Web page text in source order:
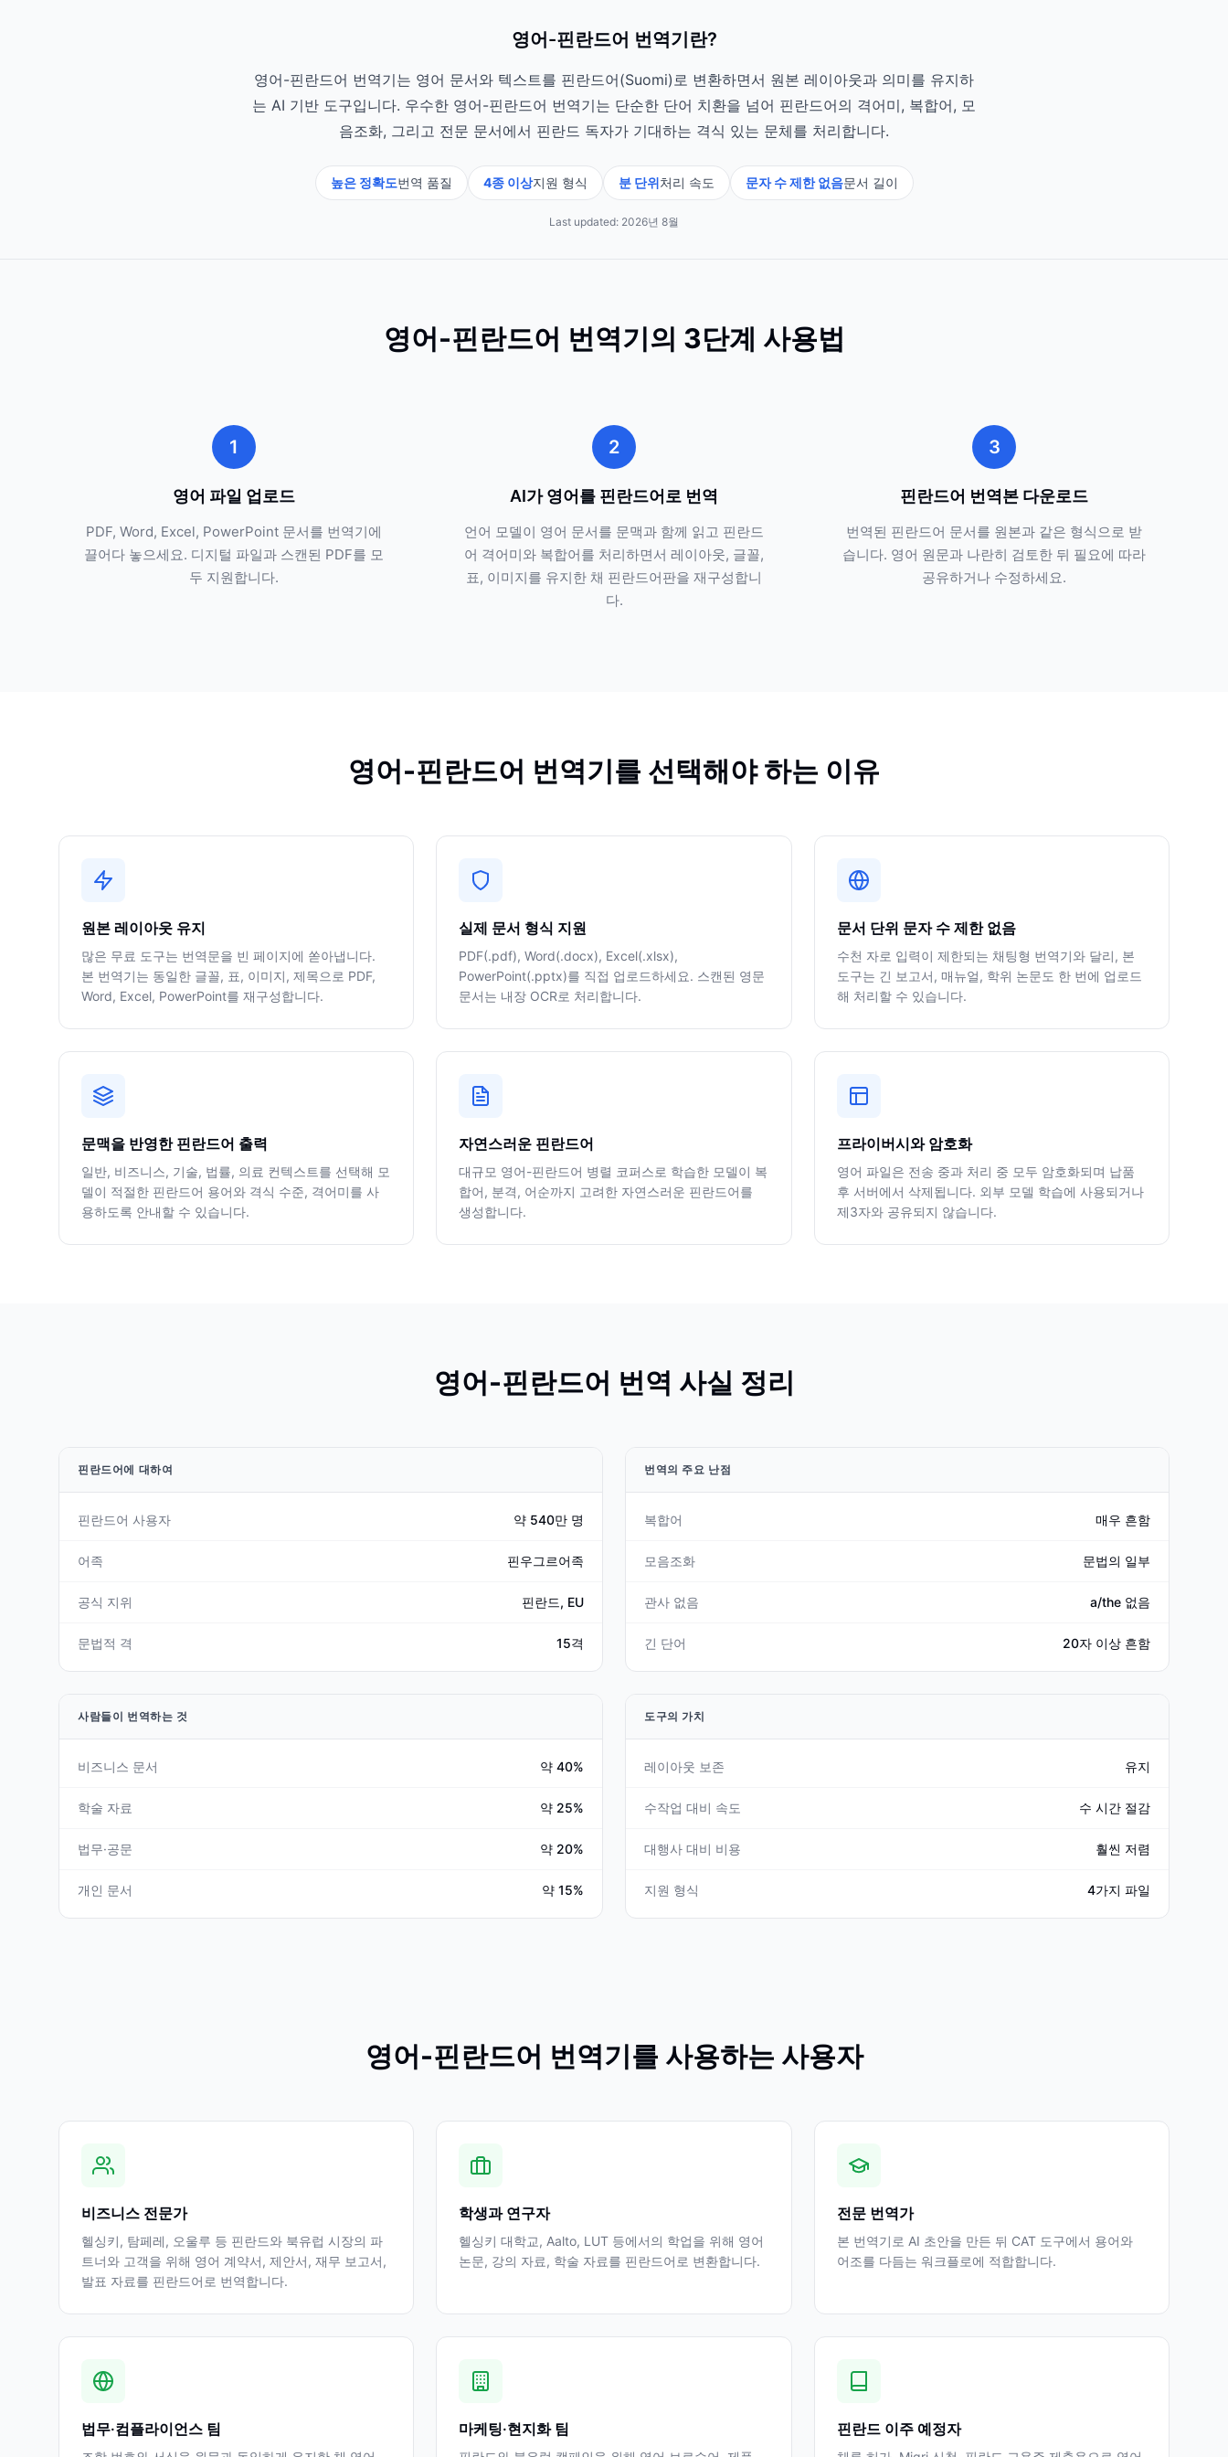
영어-핀란드어 번역기란?
영어-핀란드어 번역기는 영어 문서와 텍스트를 핀란드어(Suomi)로 변환하면서 원본 레이아웃과 의미를 유지하
는 AI 기반 도구입니다. 우수한 영어-핀란드어 번역기는 단순한 단어 치환을 넘어 핀란드어의 격어미, 복합어, 모
음조화, 그리고 전문 문서에서 핀란드 독자가 기대하는 격식 있는 문체를 처리합니다.
높은 정확도번역 품질 4종 이상지원 형식 분 단위처리 속도 문자 수 제한 없음문서 길이
Last updated: 2026년 8월
영어-핀란드어 번역기의 3단계 사용법
1
영어 파일 업로드
PDF, Word, Excel, PowerPoint 문서를 번역기에
끌어다 놓으세요. 디지털 파일과 스캔된 PDF를 모
두 지원합니다.
2
AI가 영어를 핀란드어로 번역
언어 모델이 영어 문서를 문맥과 함께 읽고 핀란드
어 격어미와 복합어를 처리하면서 레이아웃, 글꼴,
표, 이미지를 유지한 채 핀란드어판을 재구성합니
다.
3
핀란드어 번역본 다운로드
번역된 핀란드어 문서를 원본과 같은 형식으로 받
습니다. 영어 원문과 나란히 검토한 뒤 필요에 따라
공유하거나 수정하세요.
영어-핀란드어 번역기를 선택해야 하는 이유
원본 레이아웃 유지
많은 무료 도구는 번역문을 빈 페이지에 쏟아냅니다.
본 번역기는 동일한 글꼴, 표, 이미지, 제목으로 PDF,
Word, Excel, PowerPoint를 재구성합니다.
실제 문서 형식 지원
PDF(.pdf), Word(.docx), Excel(.xlsx),
PowerPoint(.pptx)를 직접 업로드하세요. 스캔된 영문
문서는 내장 OCR로 처리합니다.
문서 단위 문자 수 제한 없음
수천 자로 입력이 제한되는 채팅형 번역기와 달리, 본
도구는 긴 보고서, 매뉴얼, 학위 논문도 한 번에 업로드
해 처리할 수 있습니다.
문맥을 반영한 핀란드어 출력
일반, 비즈니스, 기술, 법률, 의료 컨텍스트를 선택해 모
델이 적절한 핀란드어 용어와 격식 수준, 격어미를 사
용하도록 안내할 수 있습니다.
자연스러운 핀란드어
대규모 영어-핀란드어 병렬 코퍼스로 학습한 모델이 복
합어, 분격, 어순까지 고려한 자연스러운 핀란드어를
생성합니다.
프라이버시와 암호화
영어 파일은 전송 중과 처리 중 모두 암호화되며 납품
후 서버에서 삭제됩니다. 외부 모델 학습에 사용되거나
제3자와 공유되지 않습니다.
영어-핀란드어 번역 사실 정리
핀란드어에 대하여
핀란드어 사용자 약 540만 명
어족 핀우그르어족
공식 지위 핀란드, EU
문법적 격 15격
번역의 주요 난점
복합어 매우 흔함
모음조화 문법의 일부
관사 없음 a/the 없음
긴 단어 20자 이상 흔함
사람들이 번역하는 것
비즈니스 문서 약 40%
학술 자료 약 25%
법무·공문 약 20%
개인 문서 약 15%
도구의 가치
레이아웃 보존 유지
수작업 대비 속도 수 시간 절감
대행사 대비 비용 훨씬 저렴
지원 형식 4가지 파일
영어-핀란드어 번역기를 사용하는 사용자
비즈니스 전문가
헬싱키, 탐페레, 오울루 등 핀란드와 북유럽 시장의 파
트너와 고객을 위해 영어 계약서, 제안서, 재무 보고서,
발표 자료를 핀란드어로 번역합니다.
학생과 연구자
헬싱키 대학교, Aalto, LUT 등에서의 학업을 위해 영어
논문, 강의 자료, 학술 자료를 핀란드어로 변환합니다.
전문 번역가
본 번역기로 AI 초안을 만든 뒤 CAT 도구에서 용어와
어조를 다듬는 워크플로에 적합합니다.
법무·컴플라이언스 팀 마케팅·현지화 팀 핀란드 이주 예정자